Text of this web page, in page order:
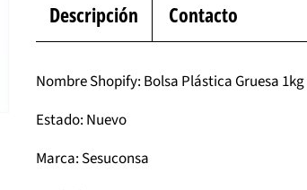
Descripción Contacto
Nombre Shopify: Bolsa Plástica Gruesa 1kg
Estado: Nuevo
Marca: Sesuconsa